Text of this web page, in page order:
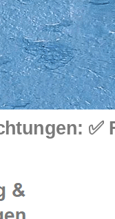
✅